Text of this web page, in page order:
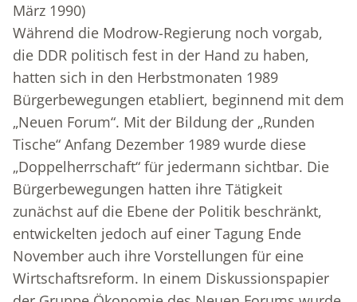
März 1990)
Während die Modrow-Regierung noch vorgab,
die DDR politisch fest in der Hand zu haben,
hatten sich in den Herbstmonaten 1989
Bürgerbewegungen etabliert, beginnend mit dem
„Neuen Forum“. Mit der Bildung der „Runden
Tische“ Anfang Dezember 1989 wurde diese
„Doppelherrschaft“ für jedermann sichtbar. Die
Bürgerbewegungen hatten ihre Tätigkeit
zunächst auf die Ebene der Politik beschränkt,
entwickelten jedoch auf einer Tagung Ende
November auch ihre Vorstellungen für eine
Wirtschaftsreform. In einem Diskussionspapier